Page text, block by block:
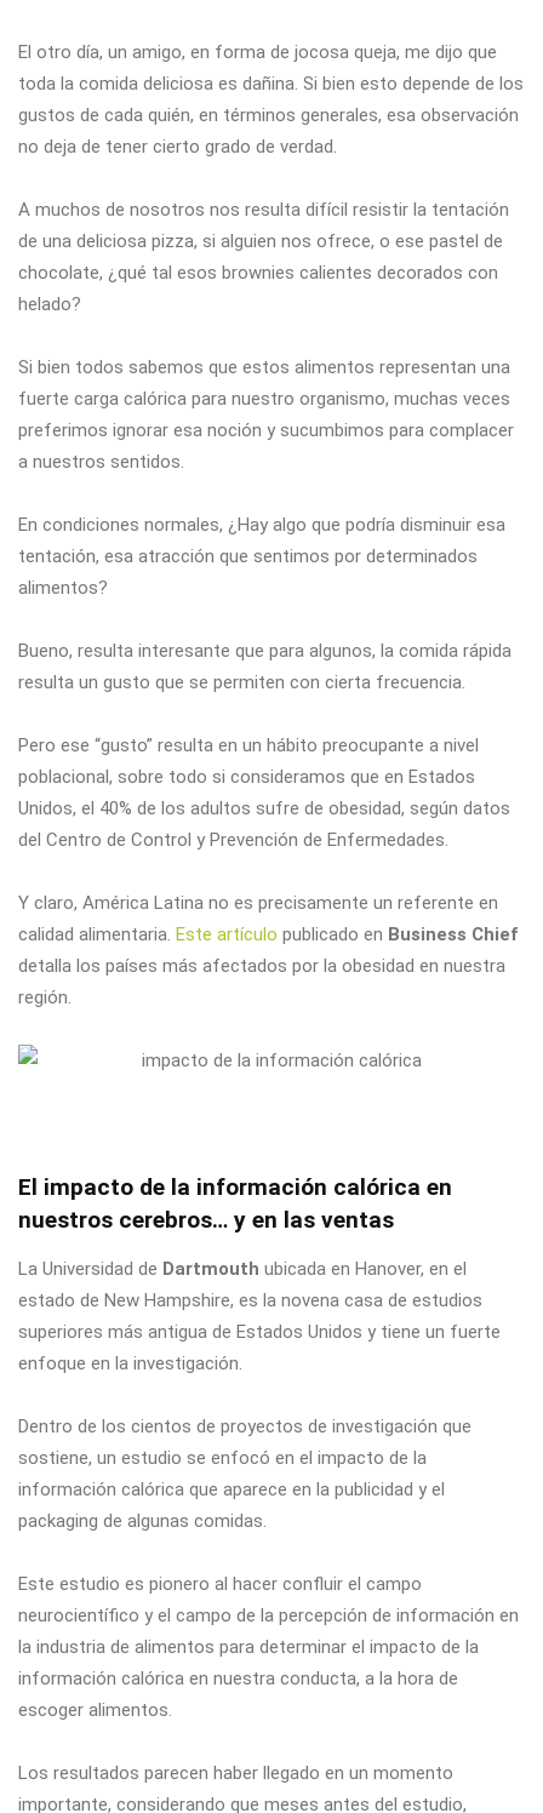
El otro día, un amigo, en forma de jocosa queja, me dijo que
toda la comida deliciosa es dañina. Si bien esto depende de los
gustos de cada quién, en términos generales, esa observación
no deja de tener cierto grado de verdad.
A muchos de nosotros nos resulta difícil resistir la tentación
de una deliciosa pizza, si alguien nos ofrece, o ese pastel de
chocolate, ¿qué tal esos brownies calientes decorados con
helado?
Si bien todos sabemos que estos alimentos representan una
fuerte carga calórica para nuestro organismo, muchas veces
preferimos ignorar esa noción y sucumbimos para complacer
a nuestros sentidos.
En condiciones normales, ¿Hay algo que podría disminuir esa
tentación, esa atracción que sentimos por determinados
alimentos?
Bueno, resulta interesante que para algunos, la comida rápida
resulta un gusto que se permiten con cierta frecuencia.
Pero ese “gusto” resulta en un hábito preocupante a nivel
poblacional, sobre todo si consideramos que en Estados
Unidos, el 40% de los adultos sufre de obesidad, según datos
del Centro de Control y Prevención de Enfermedades.
Y claro, América Latina no es precisamente un referente en
calidad alimentaria. Este artículo publicado en Business Chief
detalla los países más afectados por la obesidad en nuestra
región.
El impacto de la información calórica en
nuestros cerebros… y en las ventas
La Universidad de Dartmouth ubicada en Hanover, en el
estado de New Hampshire, es la novena casa de estudios
superiores más antigua de Estados Unidos y tiene un fuerte
enfoque en la investigación.
Dentro de los cientos de proyectos de investigación que
sostiene, un estudio se enfocó en el impacto de la
información calórica que aparece en la publicidad y el
packaging de algunas comidas.
Este estudio es pionero al hacer confluir el campo
neurocientífico y el campo de la percepción de información en
la industria de alimentos para determinar el impacto de la
información calórica en nuestra conducta, a la hora de
escoger alimentos.
Los resultados parecen haber llegado en un momento
importante, considerando que meses antes del estudio,